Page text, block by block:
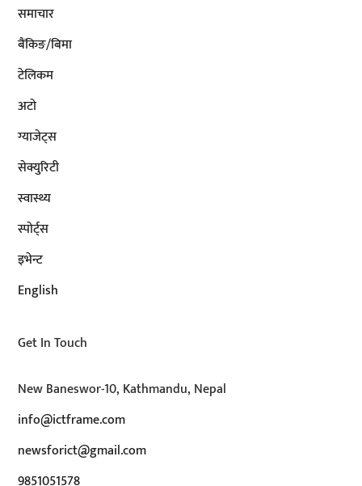
समाचार
बैंकिङ/बिमा
टेलिकम
अटाे
ग्याजेट्स
सेक्युरिटी
स्वास्थ्य
स्पोर्ट्स
इभेन्ट
English
Get In Touch
New Baneswor-10, Kathmandu, Nepal
info@ictframe.com
newsforict@gmail.com